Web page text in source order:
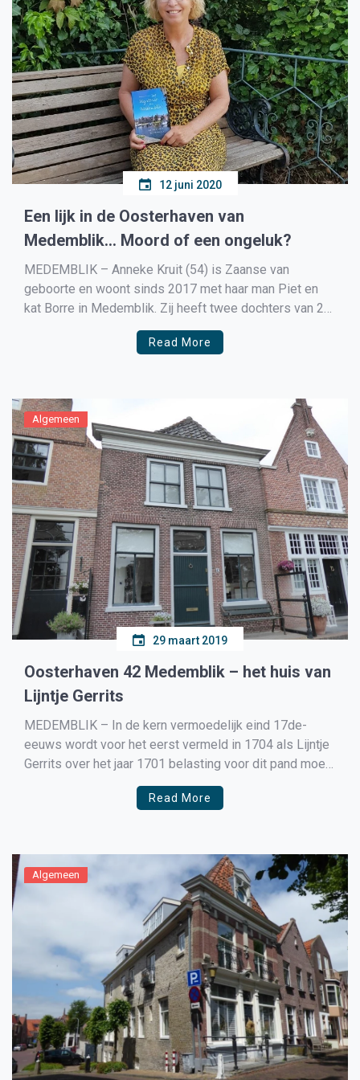
12 juni 2020
Een lijk in de Oosterhaven van
Medemblik… Moord of een ongeluk?
MEDEMBLIK – Anneke Kruit (54) is Zaanse van
geboorte en woont sinds 2017 met haar man Piet en
kat Borre in Medemblik. Zij heeft twee dochters van 21
en 25 jaar. Anneke is medewerker van de technician
support afdeling van een grote kabeloperator en biedt
Read More
Algemeen
29 maart 2019
Oosterhaven 42 Medemblik – het huis van
Lijntje Gerrits
MEDEMBLIK – In de kern vermoedelijk eind 17de-
eeuws wordt voor het eerst vermeld in 1704 als Lijntje
Gerrits over het jaar 1701 belasting voor dit pand moet
betalen. Ook de uit gele IJsselsteentjes opgetrokken
achtergevel met laat 17de-eeuwse topgevel met
Read More
Algemeen